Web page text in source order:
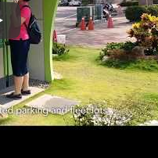
4G VoLTE 門口對講系統